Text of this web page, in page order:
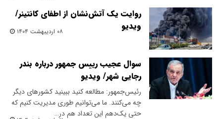
روایت یک آتش‌نشان از اطفای کانتینر/
ویدیو
۰۸ اردیبهشت ۱۴۰۴
سوال عجیب رییس جمهور درباره بندر
رجایی شهر/ ویدیو
رئیس‌جمهور: مطالعه کنید ببینید کشورهای دیگر
چه می‌کنند. ما می‌توانیم طوری مدیریت کنیم که
حتی یک‌دهم این تعداد هم در…